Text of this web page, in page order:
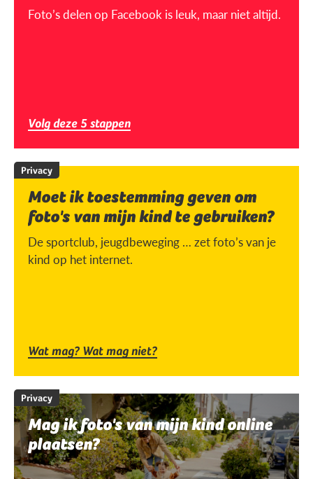
Foto’s delen op Facebook is leuk, maar niet altijd.
Volg deze 5 stappen
Privacy
Moet ik toestemming geven om
foto's van mijn kind te gebruiken?
De sportclub, jeugdbeweging … zet foto’s van je
kind op het internet.
Wat mag? Wat mag niet?
Privacy
Mag ik foto's van mijn kind online
plaatsen?